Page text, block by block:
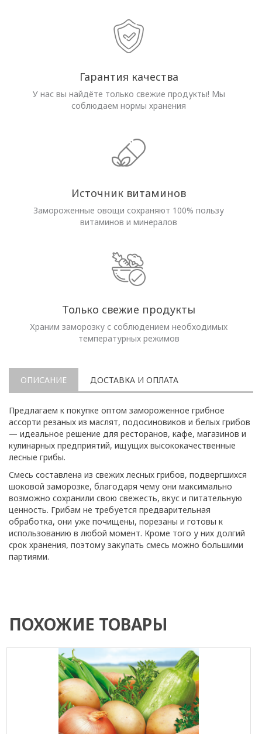
Гарантия качества
У нас вы найдёте только свежие продукты! Мы
соблюдаем нормы хранения
Источник витаминов
Замороженные овощи сохраняют 100% пользу
витаминов и минералов
Только свежие продукты
Храним заморозку с соблюдением необходимых
температурных режимов
ОПИСАНИЕ ДОСТАВКА И ОПЛАТА
Предлагаем к покупке оптом замороженное грибное
ассорти резаных из маслят, подосиновиков и белых грибов
— идеальное решение для ресторанов, кафе, магазинов и
кулинарных предприятий, ищущих высококачественные
лесные грибы.
Смесь составлена из свежих лесных грибов, подвергшихся
шоковой заморозке, благодаря чему они максимально
возможно сохранили свою свежесть, вкус и питательную
ценность. Грибам не требуется предварительная
обработка, они уже почищены, порезаны и готовы к
использованию в любой момент. Кроме того у них долгий
срок хранения, поэтому закупать смесь можно большими
партиями.
ПОХОЖИЕ ТОВАРЫ